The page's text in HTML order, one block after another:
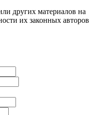
других материалов на
их законных авторов